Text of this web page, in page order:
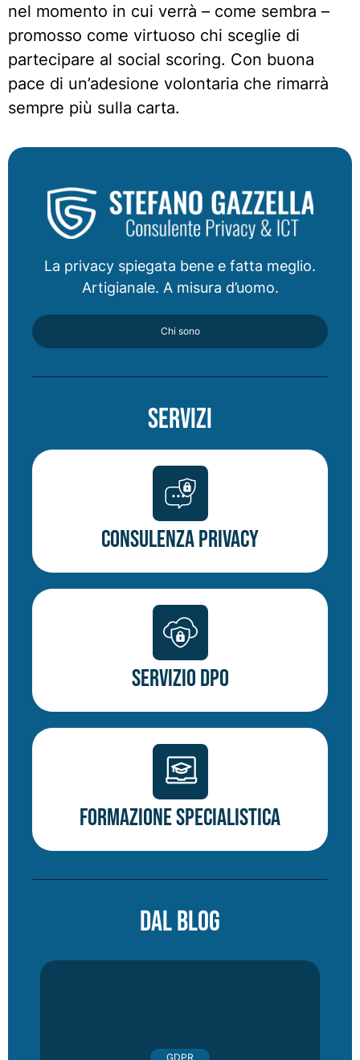
nel momento in cui verrà – come sembra –
promosso come virtuoso chi sceglie di
partecipare al social scoring. Con buona
pace di un’adesione volontaria che rimarrà
sempre più sulla carta.
La privacy spiegata bene e fatta meglio.
Artigianale. A misura d’uomo.
Chi sono
Servizi
Consulenza Privacy
Servizio DPO
Formazione specialistica
DAL BLOG
GDPR